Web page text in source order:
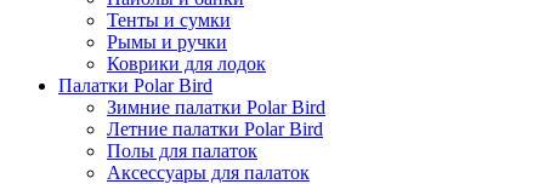
Тенты и сумки
Рымы и ручки
Коврики для лодок
Палатки Polar Bird
Зимние палатки Polar Bird
Летние палатки Polar Bird
Полы для палаток
Аксессуары для палаток